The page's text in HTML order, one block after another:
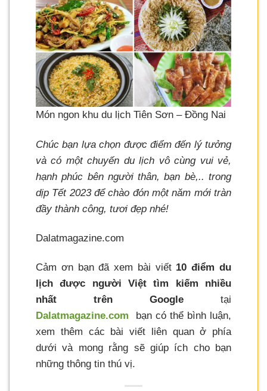
Món ngon khu du lịch Tiên Sơn – Đồng Nai
Chúc bạn lựa chọn được điểm đến lý tưởng
và có một chuyến du lịch vô cùng vui vẻ,
hạnh phúc bên người thân, bạn bè,.. trong
dịp Tết 2023 để chào đón một năm mới tràn
đầy thành công, tươi đẹp nhé!
Dalatmagazine.com
Cảm ơn bạn đã xem bài viết 10 điểm du
lịch được người Việt tìm kiếm nhiều
nhất trên Google tại
Dalatmagazine.com
bạn có thể bình luận,
xem thêm các bài viết liên quan ở phía
dưới và mong rằng sẽ giúp ích cho bạn
những thông tin thú vị.